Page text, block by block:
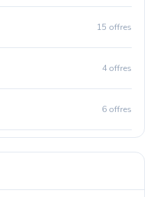
15 offres
4 offres
6 offres